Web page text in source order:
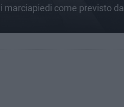
come previsto dal